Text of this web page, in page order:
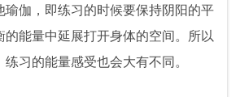
瑜伽，即练习的时候要保持阴阳的平
的能量中延展打开身体的空间。所以
习的能量感受也会大有不同。